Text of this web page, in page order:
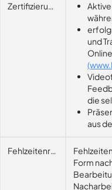
und
die
aus
Fehlzeitenregelung
Form